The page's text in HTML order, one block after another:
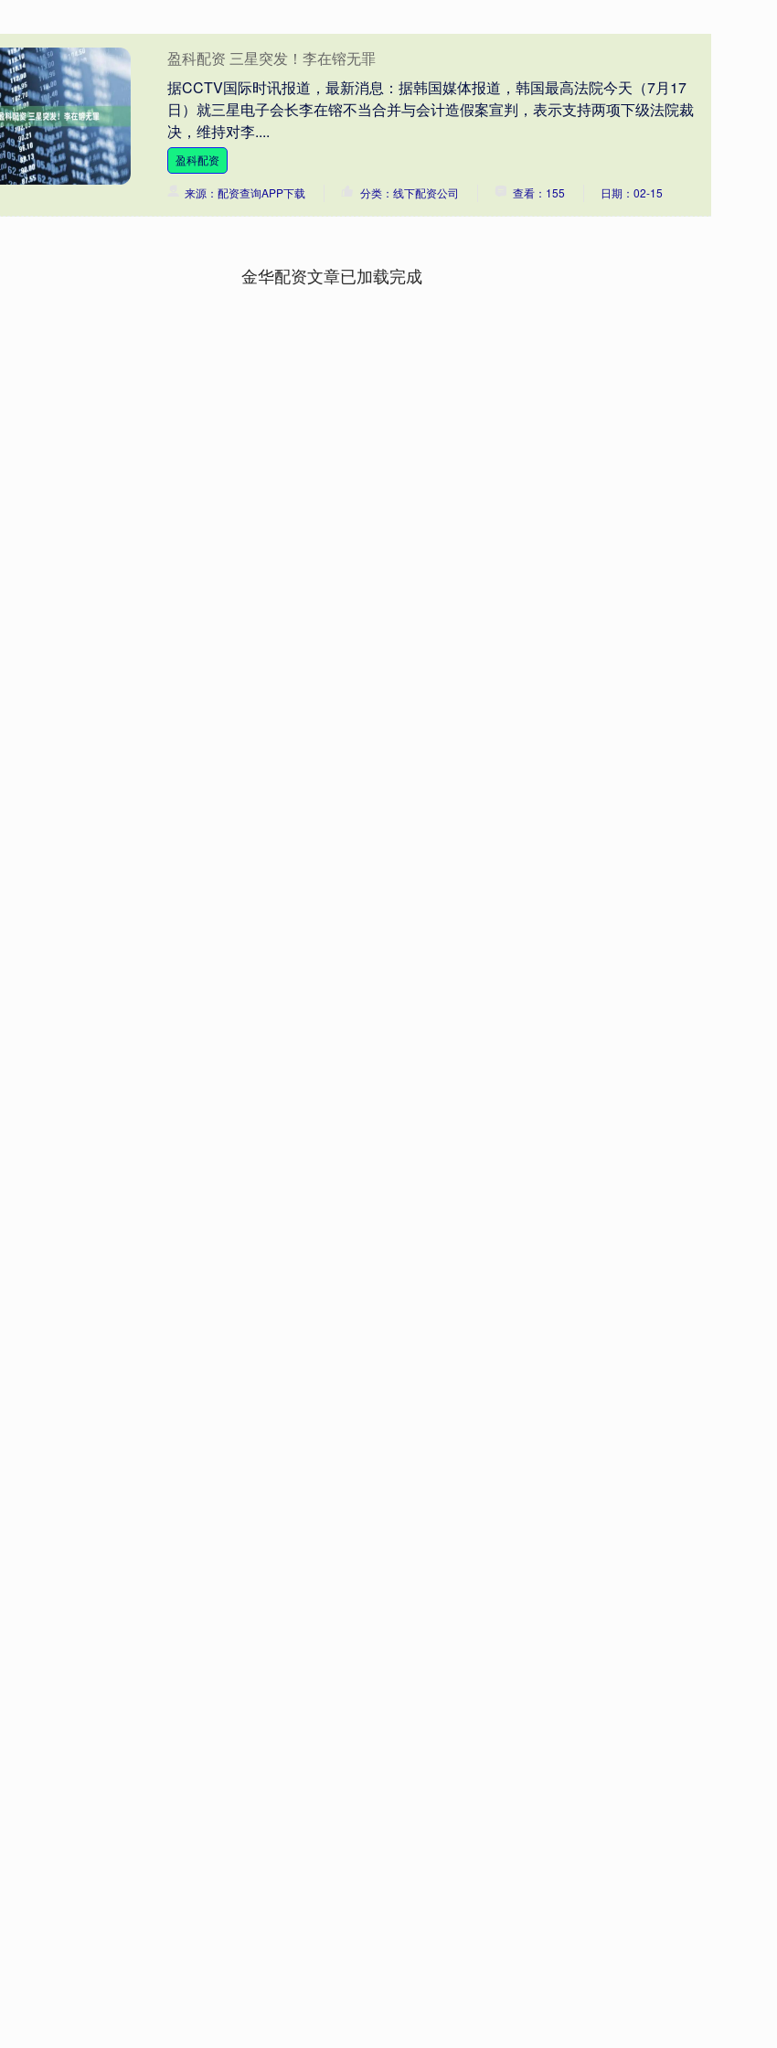
盈科配资 三星突发！李在镕无罪
据CCTV国际时讯报道，最新消息：据韩国媒体报道，韩国最高法院今天（7月17
日）就三星电子会长李在镕不当合并与会计造假案宣判，表示支持两项下级法院裁
决，维持对李....
盈科配资
来源：配资查询APP下载 分类：线下配资公司 查看：155 日期：02-15
金华配资文章已加载完成